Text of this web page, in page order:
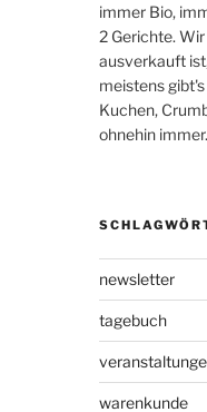
immer Bio,
2 Gerichte.
ausverkauft
meistens
Kuchen,
ohnehin
newsletter
tagebuch
warenkunde